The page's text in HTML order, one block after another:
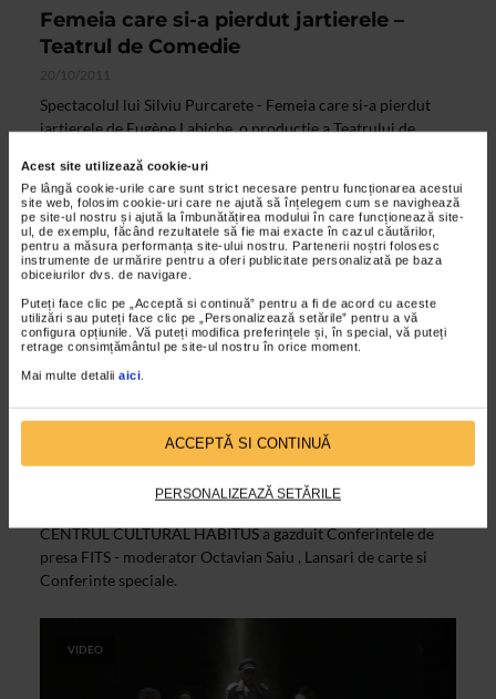
Acest site utilizează cookie-uri
Pe lângă cookie-urile care sunt strict necesare pentru funcționarea acestui
site web, folosim cookie-uri care ne ajută să înțelegem cum se navighează
pe site-ul nostru și ajută la îmbunătățirea modului în care funcționează site-
ul, de exemplu, făcând rezultatele să fie mai exacte în cazul căutărilor,
pentru a măsura performanța site-ului nostru. Partenerii noștri folosesc
instrumente de urmărire pentru a oferi publicitate personalizată pe baza
obiceiurilor dvs. de navigare.
Puteți face clic pe „Acceptă si continuă” pentru a fi de acord cu aceste
utilizări sau puteți face clic pe „Personalizează setările” pentru a vă
configura opțiunile. Vă puteți modifica preferințele și, în special, vă puteți
retrage consimțământul pe site-ul nostru în orice moment.
Mai multe detalii aici.
ACCEPTĂ SI CONTINUĂ
PERSONALIZEAZĂ SETĂRILE
Femeia care si-a pierdut jartierele –
Teatrul de Comedie
20/10/2011
Spectacolul lui Silviu Purcarete - Femeia care si-a pierdut
jartierele de Eugène Labiche, o productie a Teatrului de
VIDEO
ARTELE SPECTACOLULUI
CENTRUL CULTURAL HABITUS a gazduit Conferintele de
presa FITS - moderator Octavian Saiu , Lansari de carte si
Conferinte speciale.
VIDEO